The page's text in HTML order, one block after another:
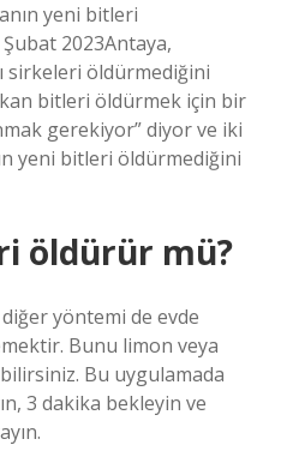
yeni bitleri
2023Antaya,
sirkeleri öldürmediğini
bitleri öldürmek için bir
gerekiyor” diyor ve iki
yeni bitleri öldürmediğini
öldürür mü?
yöntemi de evde
Bunu limon veya
Bu uygulamada
3 dakika bekleyin ve